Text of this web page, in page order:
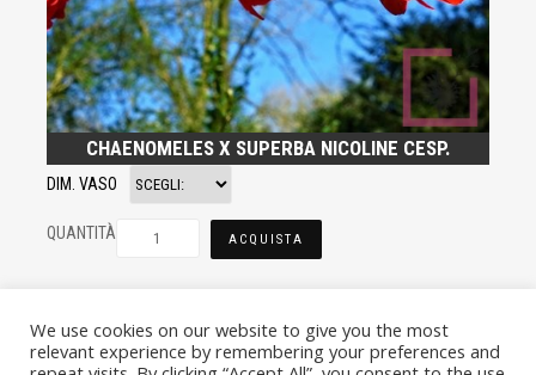
CHAENOMELES X SUPERBA NICOLINE CESP.
DIM. VASO
QUANTITÀ ACQUISTA
We use cookies on our website to give you the most
relevant experience by remembering your preferences and